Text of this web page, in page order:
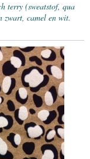
terry (sweatstof, qua
camel en wit.